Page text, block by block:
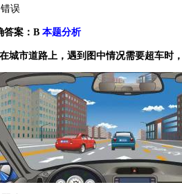
误
答案：B 本题分析
城市道路上，遇到图中情况需要超车时